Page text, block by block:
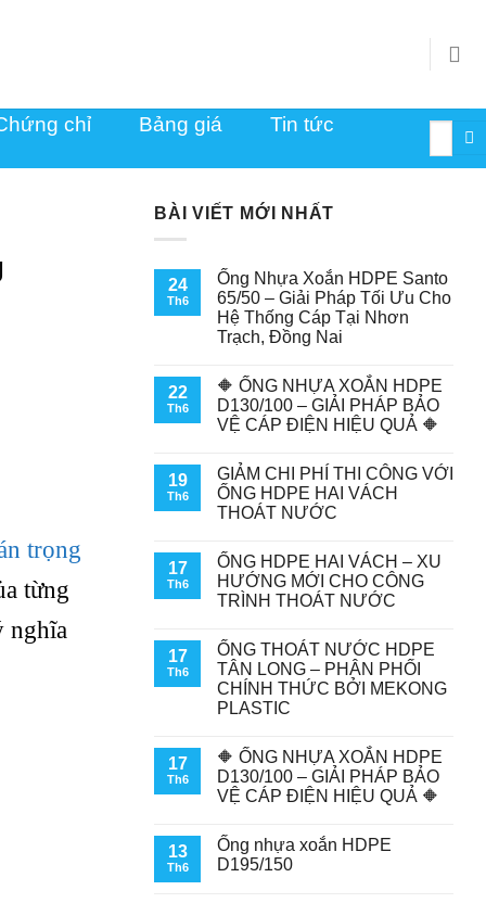
chỉ Bảng giá
Tin tức
trọng
từng
nghĩa
BÀI VIẾT MỚI NHẤT
24
Th6
Ống Nhựa Xoắn HDPE Santo
65/50 – Giải Pháp Tối Ưu Cho
Hệ Thống Cáp Tại Nhơn
Trạch, Đồng Nai
22
Th6
🔶 ỐNG NHỰA XOẮN HDPE
D130/100 – GIẢI PHÁP BẢO
VỆ CÁP ĐIỆN HIỆU QUẢ 🔶
19
Th6
GIẢM CHI PHÍ THI CÔNG VỚI
ỐNG HDPE HAI VÁCH
THOÁT NƯỚC
17
Th6
ỐNG HDPE HAI VÁCH – XU
HƯỚNG MỚI CHO CÔNG
TRÌNH THOÁT NƯỚC
17
Th6
ỐNG THOÁT NƯỚC HDPE
TÂN LONG – PHÂN PHỐI
CHÍNH THỨC BỞI MEKONG
PLASTIC
17
Th6
🔶 ỐNG NHỰA XOẮN HDPE
D130/100 – GIẢI PHÁP BẢO
VỆ CÁP ĐIỆN HIỆU QUẢ 🔶
13
Th6
Ống nhựa xoắn HDPE
D195/150